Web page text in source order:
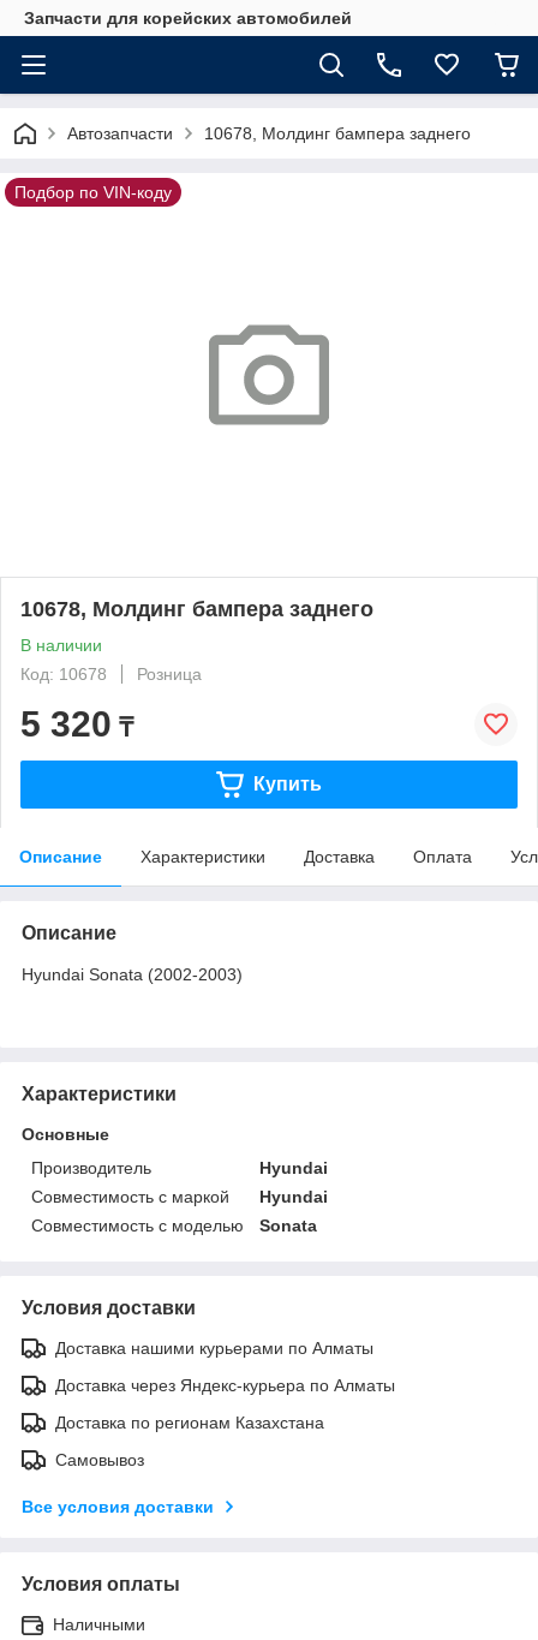
Запчасти для корейских автомобилей
Автозапчасти 10678, Молдинг бампера заднего
Подбор по VIN-коду
10678, Молдинг бампера заднего
В наличии
Код: 10678
Розница
5 320 ₸
Купить
Описание Характеристики Доставка Оплата
Описание
Hyundai Sonata (2002-2003)
Характеристики
Основные
Производитель
Hyundai
Совместимость с маркой
Hyundai
Совместимость с моделью
Sonata
Условия доставки
Доставка нашими курьерами по Алматы
Доставка через Яндекс-курьера по Алматы
Доставка по регионам Казахстана
Самовывоз
Все условия доставки
Условия оплаты
Наличными